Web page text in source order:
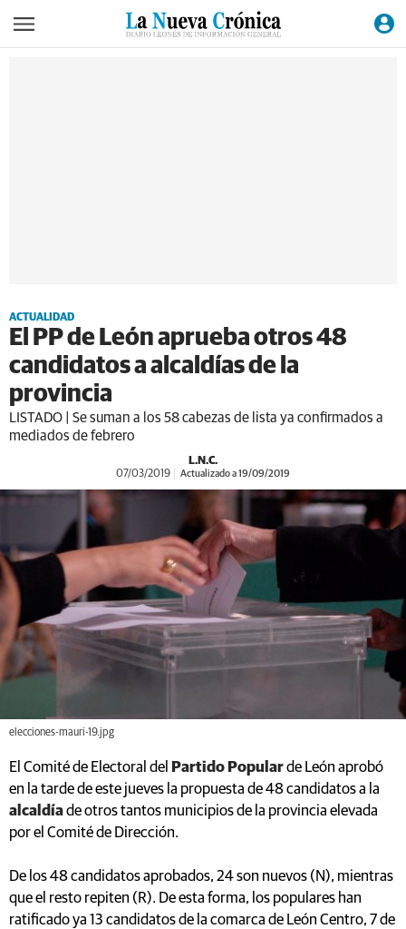
ACTUALIDAD
El PP de León aprueba otros 48
candidatos a alcaldías de la
provincia
LISTADO | Se suman a los 58 cabezas de lista ya confirmados a
mediados de febrero
L.N.C.
07/03/2019 Actualizado a 19/09/2019
elecciones-mauri-19.jpg
El Comité de Electoral del Partido Popularde León aprobó
en la tarde de este jueves la propuesta de 48 candidatos a la
alcaldíade otros tantos municipios de la provincia elevada
por el Comité de Dirección.
De los 48 candidatos aprobados, 24 son nuevos (N), mientras
que el resto repiten (R). De esta forma, los populares han
ratificado ya 13 candidatos de la comarca de León Centro, 7 de